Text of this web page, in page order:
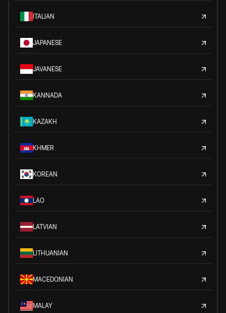
ITALIAN
JAPANESE
JAVANESE
KANNADA
KAZAKH
KHMER
KOREAN
LAO
LATVIAN
LITHUANIAN
MACEDONIAN
MALAY